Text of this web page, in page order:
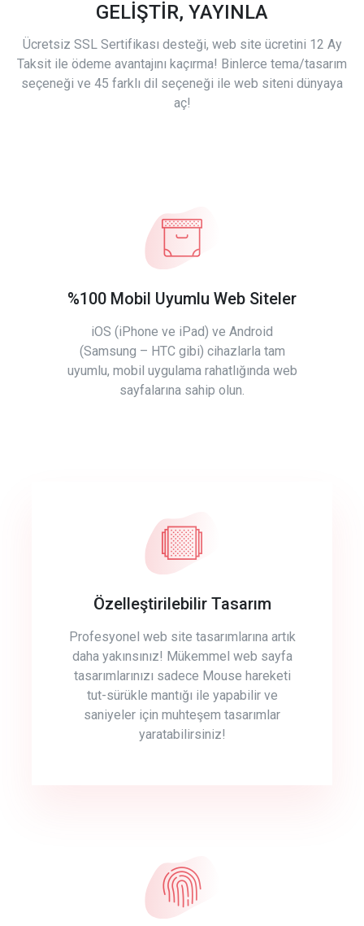
GELİŞTİR, YAYINLA
Ücretsiz SSL Sertifikası desteği, web site ücretini 12 Ay
Taksit ile ödeme avantajını kaçırma! Binlerce tema/tasarım
seçeneği ve 45 farklı dil seçeneği ile web siteni dünyaya
aç!
%100 Mobil Uyumlu Web Siteler
iOS (iPhone ve iPad) ve Android
(Samsung – HTC gibi) cihazlarla tam
uyumlu, mobil uygulama rahatlığında web
sayfalarına sahip olun.
Özelleştirilebilir Tasarım
Profesyonel web site tasarımlarına artık
daha yakınsınız! Mükemmel web sayfa
tasarımlarınızı sadece Mouse hareketi
tut-sürükle mantığı ile yapabilir ve
saniyeler için muhteşem tasarımlar
yaratabilirsiniz!